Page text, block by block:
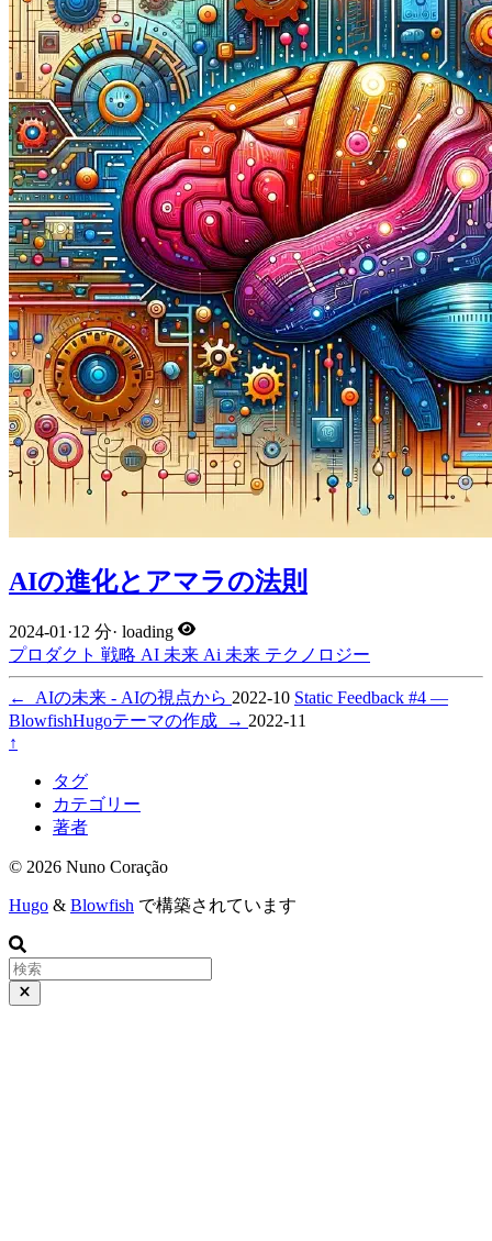
AIの進化とアマラの法則
2024-01·12 分· loading
プロダクト 戦略 AI 未来 Ai 未来 テクノロジー
← AIの未来 - AIの視点から 2022-10 Static Feedback #4 —
BlowfishHugoテーマの作成
→ 2022-11
↑
タグ
カテゴリー
著者
© 2026 Nuno Coração
Hugo & Blowfish で構築されています